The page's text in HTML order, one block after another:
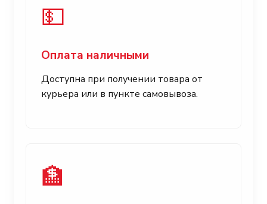
💵
Оплата наличными
Доступна при получении товара от
курьера или в пункте самовывоза.
🏦